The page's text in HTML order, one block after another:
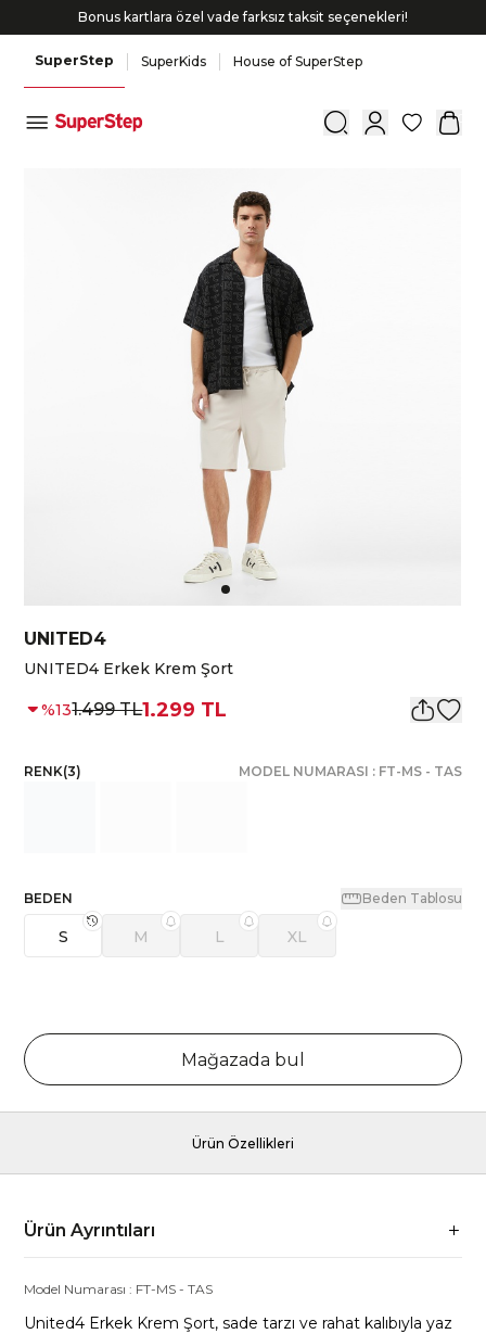
Bonus kartlara özel vade farksız taksit seçenekleri!
SuperStep SuperKids House of SuperStep
0
UNITED4
UNITED4 Erkek Krem Şort
%131.499 TL1.299 TL
RENK(3) MODEL NUMARASI : FT-MS- TAS
BEDEN Beden Tablosu
S M L XL
Mağazada bul
Ürün Özellikleri
Ürün Ayrıntıları
Model Numarası : FT-MS -TAS
United4 Erkek Krem Şort, sade tarzı ve rahat kalıbıyla yaz